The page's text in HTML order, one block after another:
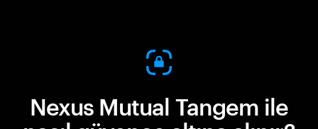
Nexus Mutual Tangem ile